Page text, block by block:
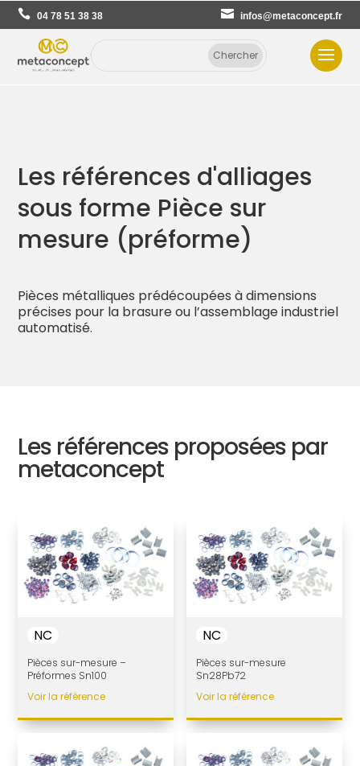
04 78 51 38 38 infos@metaconcept.fr
Les références d'alliages
sous forme Pièce sur
mesure (préforme)
Pièces métalliques prédécoupées à dimensions
précises pour la brasure ou l’assemblage industriel
automatisé.
Les références proposées par
metaconcept
NC
Pièces sur-mesure –
Préformes Sn100
Voir la référence
NC
Pièces sur-mesure
Sn28Pb72
Voir la référence